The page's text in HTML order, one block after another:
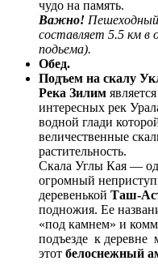
чудо на память.
Важно!
составляет 5.5 км в
подьема).
Обед.
Подъем на скалу
Река Зилим
интересных рек
водной глади
величественные
растительность.
Скала Углы Кая —
огромный
деревенькой Таш-
подножия. Ее
«под камнем» и
подъезде к деревне
этот белоснежный